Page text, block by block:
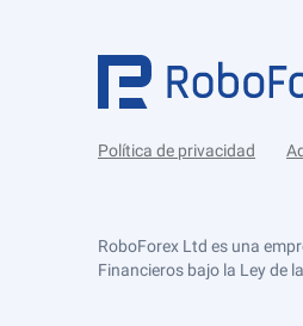
Política de privacidad
RoboForex Ltd es una
Financieros bajo la Ley de